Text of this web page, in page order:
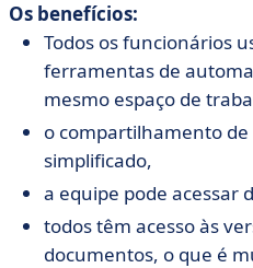
Os benefícios:
Todos os funcionários
ferramentas de
mesmo espaço de
o compartilhamento
simplificado,
a equipe pode acessar
todos têm acesso às
documentos, o que é